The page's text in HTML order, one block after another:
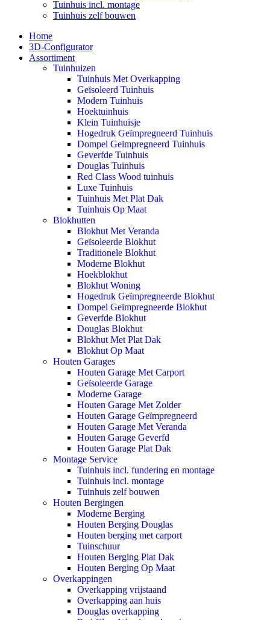
Tuinhuis incl. montage
Tuinhuis zelf bouwen
Home
3D-Configurator
Assortiment
Tuinhuizen
Tuinhuis Met Overkapping
Geïsoleerd Tuinhuis
Modern Tuinhuis
Hoektuinhuis
Klein Tuinhuisje
Hogedruk Geïmpregneerd Tuinhuis
Dompel Geïmpregneerd Tuinhuis
Geverfde Tuinhuis
Douglas Tuinhuis
Red Class Wood tuinhuis
Luxe Tuinhuis
Tuinhuis Met Plat Dak
Tuinhuis Op Maat
Blokhutten
Blokhut Met Veranda
Geïsoleerde Blokhut
Traditionele Blokhut
Moderne Blokhut
Hoekblokhut
Blokhut Woning
Hogedruk Geïmpregneerde Blokhut
Dompel Geïmpregneerde Blokhut
Geverfde Blokhut
Douglas Blokhut
Blokhut Met Plat Dak
Blokhut Op Maat
Houten Garages
Houten Garage Met Carport
Geïsoleerde Garage
Moderne Garage
Houten Garage Met Zolder
Houten Garage Geïmpregneerd
Houten Garage Met Veranda
Houten Garage Geverfd
Houten Garage Plat Dak
Montage Service
Tuinhuis incl. fundering en montage
Tuinhuis incl. montage
Tuinhuis zelf bouwen
Houten Bergingen
Moderne Berging
Houten Berging Douglas
Houten berging met carport
Tuinschuur
Houten Berging Plat Dak
Houten Berging Op Maat
Overkappingen
Overkapping vrijstaand
Overkapping aan huis
Douglas overkapping